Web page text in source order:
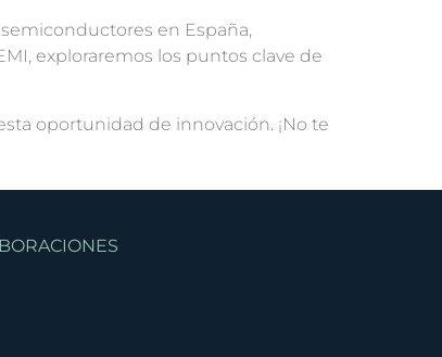
en España,
exploraremos los puntos clave de
oportunidad de innovación. ¡No te